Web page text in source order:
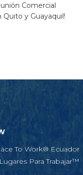
Comercial
Quito y Guayaquil!
To Work® Ecuador
Para Trabajar™